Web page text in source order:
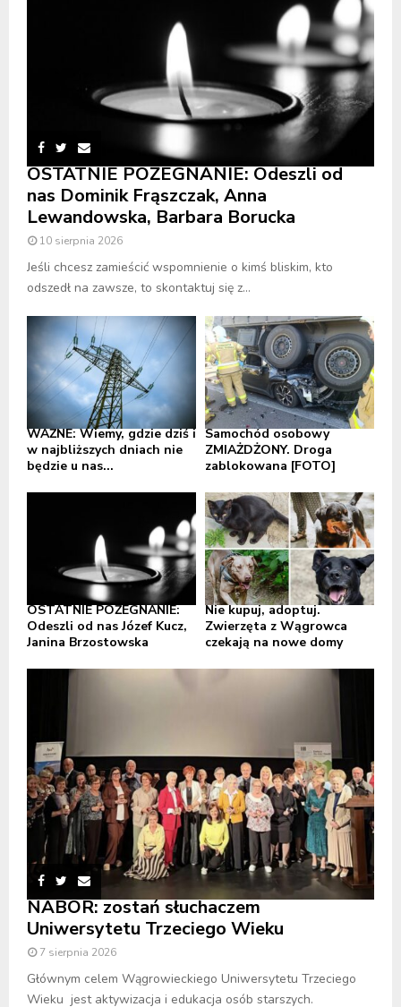
OSTATNIE POŻEGNANIE: Odeszli od
nas Dominik Frąszczak, Anna
Lewandowska, Barbara Borucka
10 sierpnia 2026
Jeśli chcesz zamieścić wspomnienie o kimś bliskim, kto
odszedł na zawsze, to skontaktuj się z...
WAŻNE: Wiemy, gdzie dziś i
w najbliższych dniach nie
będzie u nas...
Samochód osobowy
ZMIAŻDŻONY. Droga
zablokowana [FOTO]
OSTATNIE POŻEGNANIE:
Odeszli od nas Józef Kucz,
Janina Brzostowska
Nie kupuj, adoptuj.
Zwierzęta z Wągrowca
czekają na nowe domy
NABÓR: zostań słuchaczem
Uniwersytetu Trzeciego Wieku
7 sierpnia 2026
Głównym celem Wągrowieckiego Uniwersytetu Trzeciego
Wieku jest aktywizacja i edukacja osób starszych.